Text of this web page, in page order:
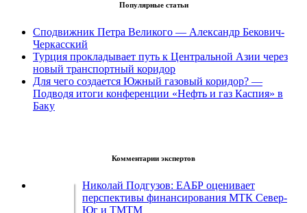
Популярные статьи
Сподвижник Петра Великого — Александр Бекович-
Черкасский
Турция прокладывает путь к Центральной Азии через
новый транспортный коридор
Для чего создается Южный газовый коридор? —
Подводя итоги конференции «Нефть и газ Каспия» в
Баку
Комментарии экспертов
Николай Подгузов: ЕАБР оценивает
перспективы финансирования МТК Север-
Юг и ТМТМ